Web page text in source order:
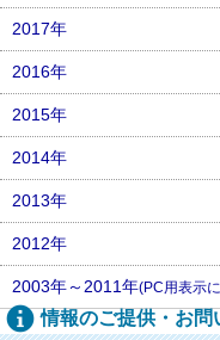
2017年
2016年
2015年
2014年
2013年
2012年
2003年～2011年(PC用表示
情報のご提供・お問